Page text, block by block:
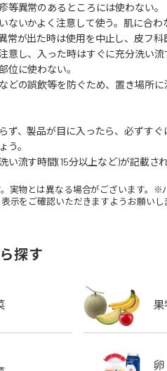
等異常のあるところには使わない。
ないかよく注意して使う。肌に合
常が出た時は使用を中止し、皮フ
意し、入った時はすぐに充分洗い流
位に使わない。
どの誤飲等を防ぐため、置き場所に
ず、製品が目に入ったら、必ずす
う。
い流す時間(15分以上など)が記載さ
実物とは異なる場合がございます。※
示をご確認いただきますようお願いし
探す